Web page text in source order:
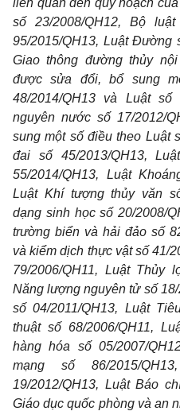
liên quan đến quy hoạch
số 23/2008/QH12, Bộ
95/2015/QH13, Luật Đường
Giao thông đường thủy
được sửa đổi, bổ sung
48/2014/QH13 và Luật số
nguyên nước số 17/2012/
sung một số điều theo Luật s
đai số45/2013/QH13,
55/2014/QH13, Luật
Luật Khí tượng thủy văn
dạng sinh học số 20/2008/
trường biển và hải đảo số
và kiểm dịch thực vật số 41/
79/2006/QH11, Luật Thủy
Năng lượng nguyên tử số
số 04/2011/QH13, Luật
thuật số 68/2006/QH11,
hàng hóa số 05/2007/
mạng số 86/2015/
19/2012/QH13, Luật Báo ch
Giáo dục quốc phòng và an